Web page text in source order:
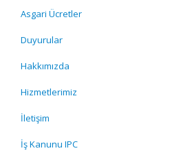
Asgari Ücretler
Duyurular
Hakkımızda
Hizmetlerimiz
İletişim
İş Kanunu IPC